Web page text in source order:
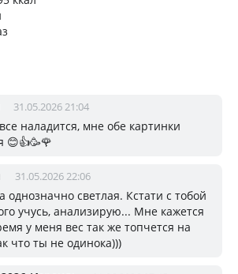
31.05.2026 21:04
наладится, мне обе картинки
😊👍🥳🌹
31.05.2026 22:06
однозначно светлая. Кстати с тобой
учусь, анализирую... Мне кажется
у меня вес так же топчется на
что ты не одинока)))